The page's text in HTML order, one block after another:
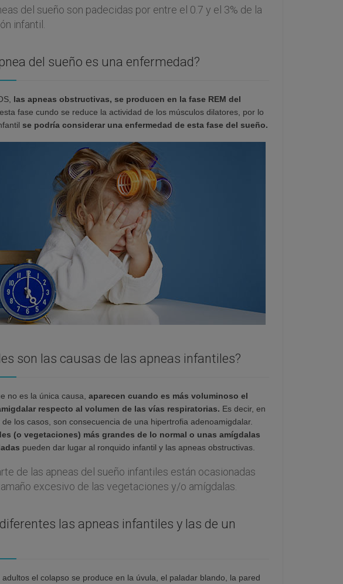
del sueño son padecidas por entre el 0.7 y el 3% de la
infantil.
del sueño es una enfermedad?
las apneas obstructivas, se producen en la fase REM del
fase cundo se reduce la actividad de los músculos dilatores, por lo
se podría considerar una enfermedad de esta fase del sueño.
son las causas de las apneas infantiles?
no es la única causa, aparecen cuando es más voluminoso el
respecto al volumen de las vías respiratorias. Es decir, en
los casos, son consecuencia de una hipertrofia adenoamigdalar.
(o vegetaciones) más grandes de lo normal o unas amígdalas
pueden dar lugar al ronquido infantil y las apneas obstructivas.
de las apneas del sueño infantiles están ocasionadas
excesivo de las vegetaciones y/o amígdalas.
las apneas infantiles y las de un
adultos el colapso se produce en la úvula, el paladar blando, la pared